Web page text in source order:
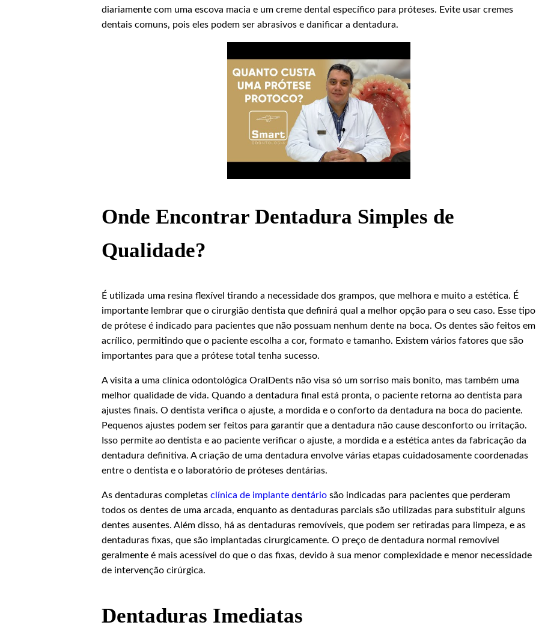
diariamente com uma escova macia e um creme dental específico para próteses. Evite usar cremes
dentais comuns, pois eles podem ser abrasivos e danificar a dentadura.
Onde Encontrar Dentadura Simples de
Qualidade?
É utilizada uma resina flexível tirando a necessidade dos grampos, que melhora e muito a estética. É
importante lembrar que o cirurgião dentista que definirá qual a melhor opção para o seu caso. Esse tipo
de prótese é indicado para pacientes que não possuam nenhum dente na boca. Os dentes são feitos em
acrílico, permitindo que o paciente escolha a cor, formato e tamanho. Existem vários fatores que são
importantes para que a prótese total tenha sucesso.
A visita a uma clínica odontológica OralDents não visa só um sorriso mais bonito, mas também uma
melhor qualidade de vida. Quando a dentadura final está pronta, o paciente retorna ao dentista para
ajustes finais. O dentista verifica o ajuste, a mordida e o conforto da dentadura na boca do paciente.
Pequenos ajustes podem ser feitos para garantir que a dentadura não cause desconforto ou irritação.
Isso permite ao dentista e ao paciente verificar o ajuste, a mordida e a estética antes da fabricação da
dentadura definitiva. A criação de uma dentadura envolve várias etapas cuidadosamente coordenadas
entre o dentista e o laboratório de próteses dentárias.
As dentaduras completasclínica de implante dentário são indicadas para pacientes que perderam
todos os dentes de uma arcada, enquanto as dentaduras parciais são utilizadas para substituir alguns
dentes ausentes. Além disso, há as dentaduras removíveis, que podem ser retiradas para limpeza, e as
dentaduras fixas, que são implantadas cirurgicamente. O preço de dentadura normal removível
geralmente é mais acessível do que o das fixas, devido à sua menor complexidade e menor necessidade
de intervenção cirúrgica.
Dentaduras Imediatas